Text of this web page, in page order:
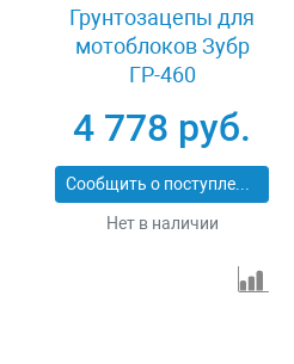
Грунтозацепы для
мотоблоков Зубр
ГР-460
4 778 руб.
Сообщить о поступлении
Нет в наличии